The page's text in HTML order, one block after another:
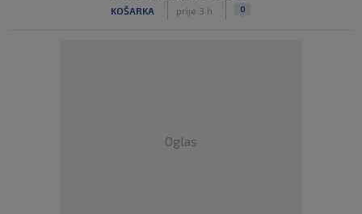
KOŠARKA prije 3 h 0
Oglas